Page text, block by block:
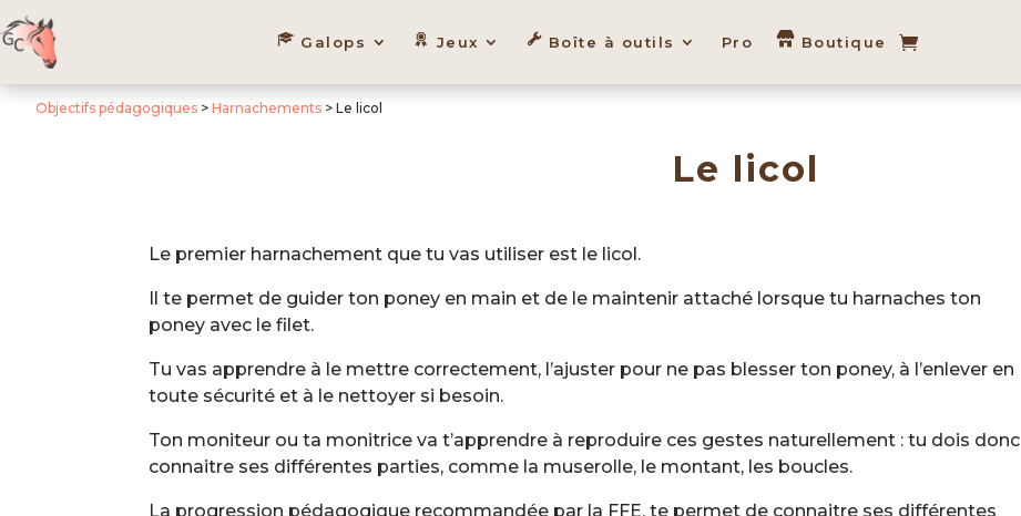
Galops Jeux Boîte à outils Pro Boutique
Objectifs pédagogiques > Harnachements > Le licol
Le licol
Le premier harnachement que tu vas utiliser est le licol.
Il te permet de guider ton poney en main et de le maintenir attaché lorsque tu harnaches ton
poney avec le filet.
Tu vas apprendre à le mettre correctement, l’ajuster pour ne pas blesser ton poney, à l’enlever en
toute sécurité et à le nettoyer si besoin.
Ton moniteur ou ta monitrice va t’apprendre à reproduire ces gestes naturellement : tu dois donc
connaitre ses différentes parties, comme la muserolle, le montant, les boucles.
La progression pédagogique recommandée par la FFE, te permet de connaitre ses différentes